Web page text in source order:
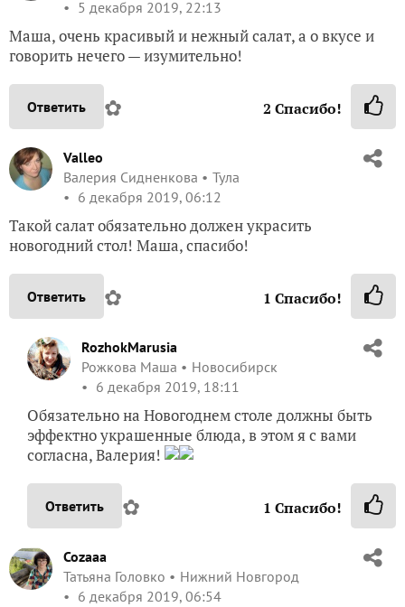
5 декабря 2019, 22:13
Маша, очень красивый и нежный салат, а о вкусе и
говорить нечего — изумительно!
Ответить ✿ 2 Спасибо!
Valleo
Валерия Сидненкова
Тула
6 декабря 2019, 06:12
Такой салат обязательно должен украсить
новогодний стол! Маша, спасибо!
Ответить ✿ 1 Спасибо!
RozhokMarusia
Рожкова Маша
Новосибирск
6 декабря 2019, 18:11
Обязательно на Новогоднем столе должны быть
эффектно украшенные блюда, в этом я с вами
согласна, Валерия!
Ответить ✿ 1 Спасибо!
Cozaaa
Татьяна Головко
Нижний Новгород
6 декабря 2019, 06:54